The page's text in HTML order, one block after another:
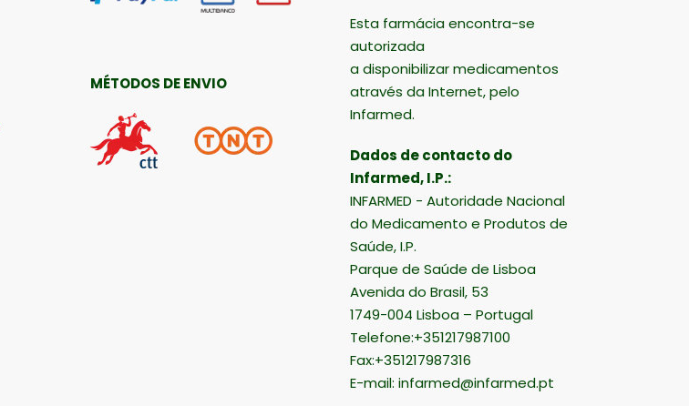
MÉTODOS DE ENVIO
Esta farmácia encontra-se
autorizada
a disponibilizar medicamentos
através da Internet, pelo
Infarmed.
Dados de contacto do
Infarmed, I.P.:
INFARMED - Autoridade Nacional
do Medicamento e Produtos de
Saúde, I.P.
Parque de Saúde de Lisboa
Avenida do Brasil, 53
1749-004 Lisboa – Portugal
Telefone:+351217987100
Fax:+351217987316
E-mail: infarmed@infarmed.pt